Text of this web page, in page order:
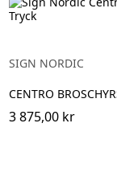
SIGN NORDIC
CENTRO
3 875,00 kr